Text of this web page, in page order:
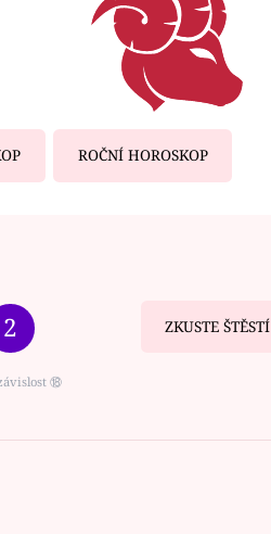
ROČNÍ HOROSKOP
2 ZKUSTE ŠTĚSTÍ
⑱